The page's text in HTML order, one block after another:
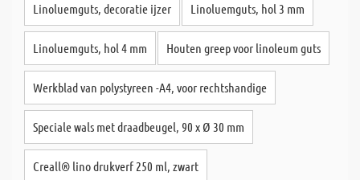
Linoluemguts, decoratie ijzer Linoluemguts, hol 3 mm
Linoluemguts, hol 4 mm Houten greep voor linoleum guts
Werkblad van polystyreen -A4, voor rechtshandige
Speciale wals met draadbeugel, 90 x Ø 30 mm
Creall® lino drukverf 250 ml, zwart